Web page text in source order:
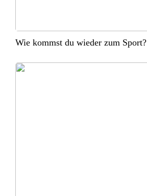
Wie kommst du wieder zum Sport?